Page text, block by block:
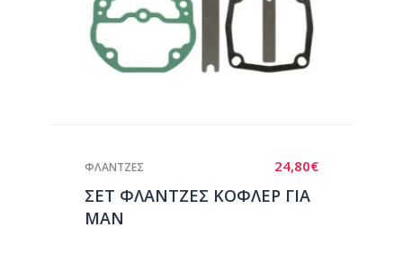
24,80€
ΦΛΑΝΤΖΕΣ
ΣΕΤ ΦΛΑΝΤΖΕΣ ΚΟΦΛΕΡ ΓΙΑ
ΜΑΝ